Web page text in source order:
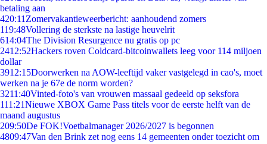
betaling aan
420:11 Zomervakantieweerbericht: aanhoudend zomers
119:48Vollering de sterkste na lastige heuvelrit
614:04The Division Resurgence nu gratis op pc
2412:52Hackers roven Coldcard-bitcoinwallets leeg voor 114 miljoen
dollar
3912:15Doorwerken na AOW-leeftijd vaker vastgelegd in cao's, moet
werken na je 67e de norm worden?
3211:40Vinted-foto's van vrouwen massaal gedeeld op seksfora
111:21Nieuwe XBOX Game Pass titels voor de eerste helft van de
maand augustus
209:50De FOK!Voetbalmanager 2026/2027 is begonnen
4809:47Van den Brink zet nog eens 14 gemeenten onder toezicht om